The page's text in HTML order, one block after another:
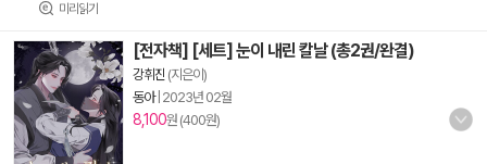
미리읽기
[전자책] [세트] 눈이 내린 칼날 (총2권/완결)
강휘진 (지은이)
동아| 2023년 02월
8,100원 (400원)